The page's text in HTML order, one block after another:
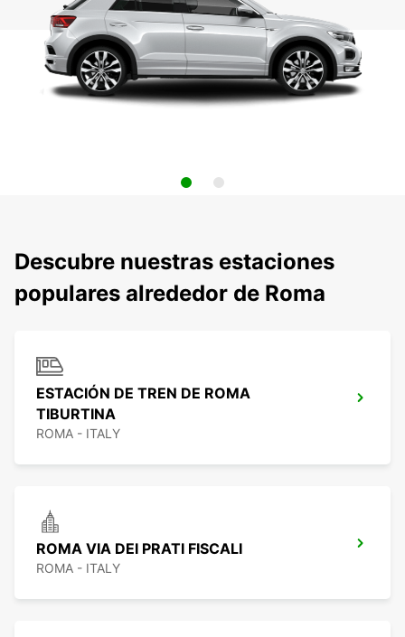
Descubre nuestras estaciones
populares alrededor de Roma
ESTACIÓN DE TREN DE ROMA
TIBURTINA
ROMA - ITALY
ROMA VIA DEI PRATI FISCALI
ROMA - ITALY